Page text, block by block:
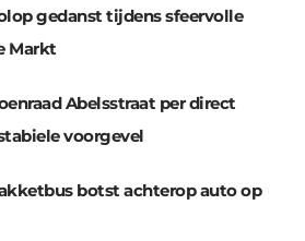
gedanst tijdens sfeervolle
Markt
Abelsstraat per direct
voorgevel
botst achterop auto op